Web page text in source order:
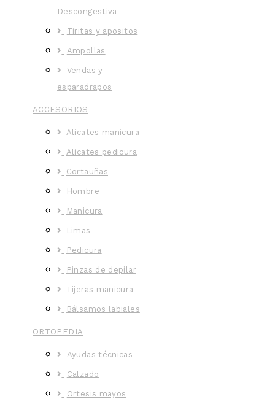
Descongestiva
Tiritas y apositos
Ampollas
Vendas y
esparadrapos
ACCESORIOS
Alicates manicura
Alicates pedicura
Cortauñas
Hombre
Manicura
Limas
Pedicura
Pinzas de depilar
Tijeras manicura
Bálsamos labiales
ORTOPEDIA
Ayudas técnicas
Calzado
Ortesis mayos